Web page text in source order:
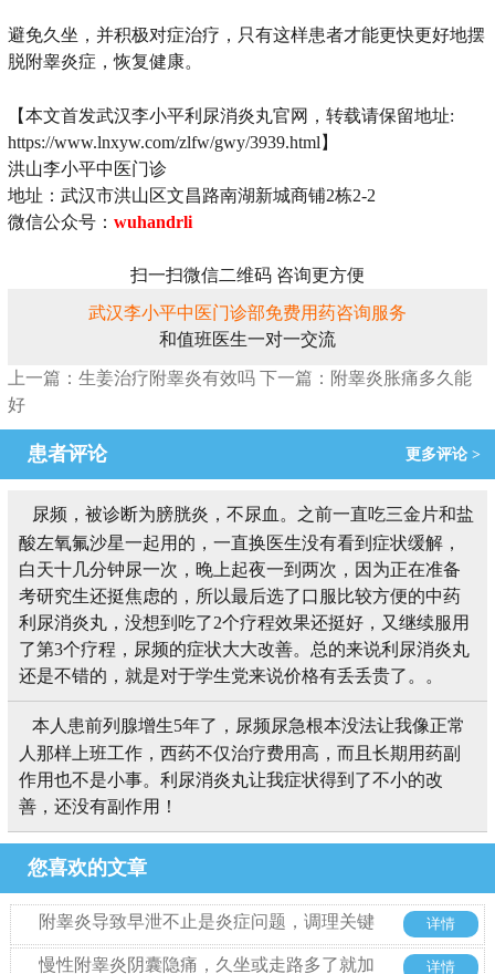
避免久坐，并积极对症治疗，只有这样患者才能更快更好地摆
脱附睾炎症，恢复健康。
【本文首发武汉李小平利尿消炎丸官网，转载请保留地址:
https://www.lnxyw.com/zlfw/gwy/3939.html】
洪山李小平中医门诊
地址：武汉市洪山区文昌路南湖新城商铺2栋2-2
微信公众号： wuhandrli
扫一扫微信二维码 咨询更方便
武汉李小平中医门诊部免费用药咨询服务
和值班医生一对一交流
上一篇：生姜治疗附睾炎有效吗 下一篇：附睾炎胀痛多久能
好
患者评论 更多评论 >
尿频，被诊断为膀胱炎，不尿血。之前一直吃三金片和盐
酸左氧氟沙星一起用的，一直换医生没有看到症状缓解，
白天十几分钟尿一次，晚上起夜一到两次，因为正在准备
考研究生还挺焦虑的，所以最后选了口服比较方便的中药
利尿消炎丸，没想到吃了2个疗程效果还挺好，又继续服用
了第3个疗程，尿频的症状大大改善。总的来说利尿消炎丸
还是不错的，就是对于学生党来说价格有丢丢贵了。。
本人患前列腺增生5年了，尿频尿急根本没法让我像正常
人那样上班工作，西药不仅治疗费用高，而且长期用药副
作用也不是小事。利尿消炎丸让我症状得到了不小的改
善，还没有副作用！
您喜欢的文章
附睾炎导致早泄不止是炎症问题，调理关键
在于这几点
详情
慢性附睾炎阴囊隐痛，久坐或走路多了就加 详情